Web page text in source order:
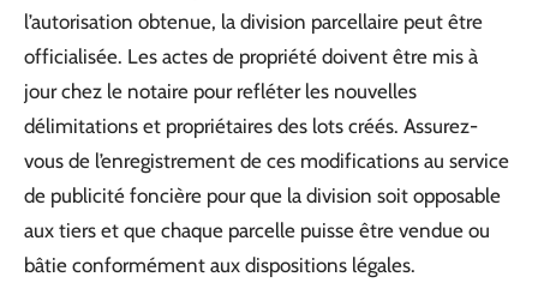
l’autorisation obtenue, la division parcellaire peut être
officialisée. Les actes de propriété doivent être mis à
jour chez le notaire pour refléter les nouvelles
délimitations et propriétaires des lots créés. Assurez-
vous de l’enregistrement de ces modifications au service
de publicité foncière pour que la division soit opposable
aux tiers et que chaque parcelle puisse être vendue ou
bâtie conformément aux dispositions légales.